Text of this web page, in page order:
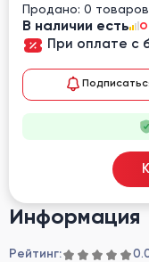
Информация
Рейтинг:
Продано: 0 товаров
В наличии есть
При оплате с